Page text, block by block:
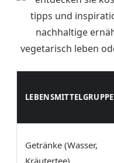
LEBENSMITTELGRUPPE
Getränke (Wasser,
Kräutertee)